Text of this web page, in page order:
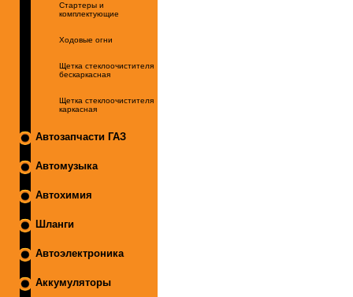
Стартеры и
комплектующие
Ходовые огни
Щетка стеклоочистителя
бескаркасная
Щетка стеклоочистителя
каркасная
Автозапчасти ГАЗ
Автомузыка
Автохимия
Шланги
Автоэлектроника
Аккумуляторы